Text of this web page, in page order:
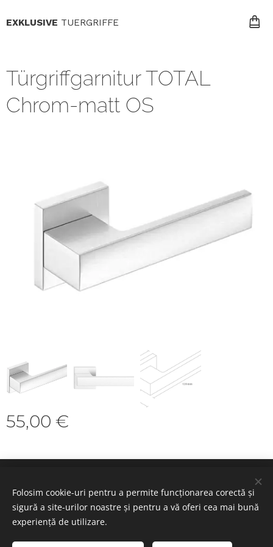
EXKLUSIVE TUERGRIFFE
Türgriffgarnitur TOTAL
Chrom-matt OS
55,00 €
Selectează
Folosim cookie-uri pentru a permite funcționarea corectă și
sigură a site-urilor noastre și pentru a vă oferi cea mai bună
experiență de utilizare.